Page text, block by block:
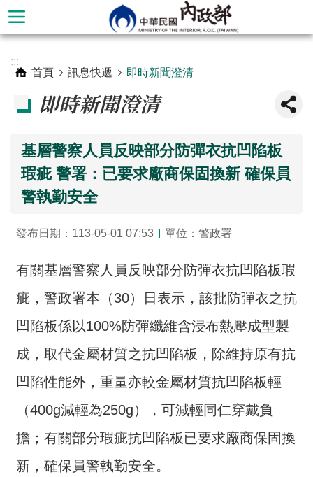
跳到主要內容區塊
階
本
部
介
主
題
政
訊
快
:::
首頁
訊息快遞 即時新聞澄清
即時新聞澄清
基層警察人員反映部分防彈衣抗凹陷板
瑕疵 警署：已要求廠商保固換新 確保員
警執勤安全
發布日期：113-05-01 07:53 單位：警政署
有關基層警察人員反映部分防彈衣抗凹陷板瑕
疵，警政署本（30）日表示，該批防彈衣之抗
凹陷板係以100%防彈纖維含浸布熱壓成型製
成，取代金屬材質之抗凹陷板，除維持原有抗
凹陷性能外，重量亦較金屬材質抗凹陷板輕
（400g減輕為250g），可減輕同仁穿戴負
擔；有關部分瑕疵抗凹陷板已要求廠商保固換
新，確保員警執勤安全。